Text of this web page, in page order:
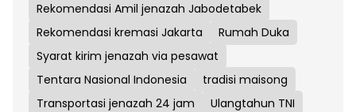
Rekomendasi Amil jenazah Jabodetabek
Rekomendasi kremasi Jakarta
Rumah Duka
Syarat kirim jenazah via pesawat
Tentara Nasional Indonesia
tradisi maisong
Transportasi jenazah 24 jam
Ulangtahun TNI